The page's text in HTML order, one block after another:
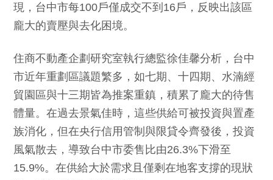
現，台中市每100戶僅成交不到16戶，反映出該區
龐大的賣壓與去化困境。
住商不動產企劃研究室執行總監徐佳馨分析，台中
市近年重劃區議題繁多，如七期、十四期、水湳經
貿園區與十三期皆為推案重鎮，積累了龐大的待售
體量。在過去景氣佳時，這些供給可被投資與置產
族消化，但在央行信用管制與限貸令齊發後，投資
風氣散去，導致台中市委售比由26.3%下滑至
15.9%。在供給大於需求且僅剩在地客支撐的現狀